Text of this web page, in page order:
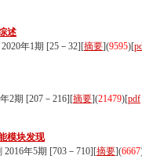
述
年1期 [25－32][摘要](9595)[
2期 [207－216][摘要](21479)[pdf
模块发现
年5期 [703－710][摘要](6667